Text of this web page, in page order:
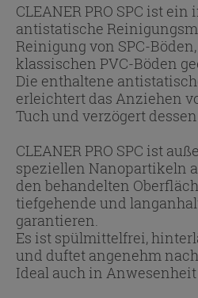
CLEANER PRO SPC ist
antistatische
Reinigung von SPC-
klassischen PVC-Böden
Die enthaltene
erleichtert das Anziehen
Tuch und verzögert
CLEANER PRO SPC ist
speziellen Nanopartikeln
den behandelten
tiefgehende und
garantieren.
Es ist spülmittelfrei,
und duftet angenehm
Ideal auch in